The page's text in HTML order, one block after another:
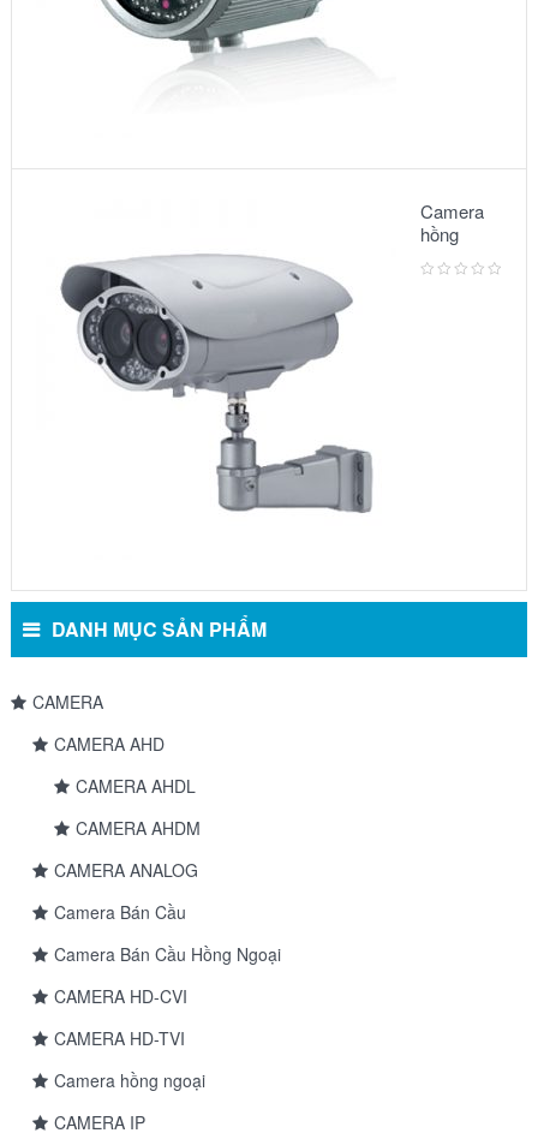
Camera
hồng
ngoại:
Model –
DANH MỤC SẢN PHẨM
CAMERA
CAMERA AHD
CAMERA AHDL
CAMERA AHDM
CAMERA ANALOG
Camera Bán Cầu
Camera Bán Cầu Hồng Ngoại
CAMERA HD-CVI
CAMERA HD-TVI
Camera hồng ngoại
CAMERA IP